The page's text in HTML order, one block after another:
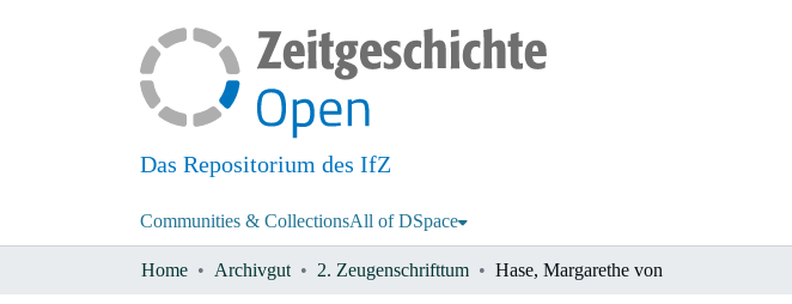
Das Repositorium des IfZ
Communities & CollectionsAll of DSpace
Home Archivgut 2. Zeugenschrifttum Hase, Margarethe von